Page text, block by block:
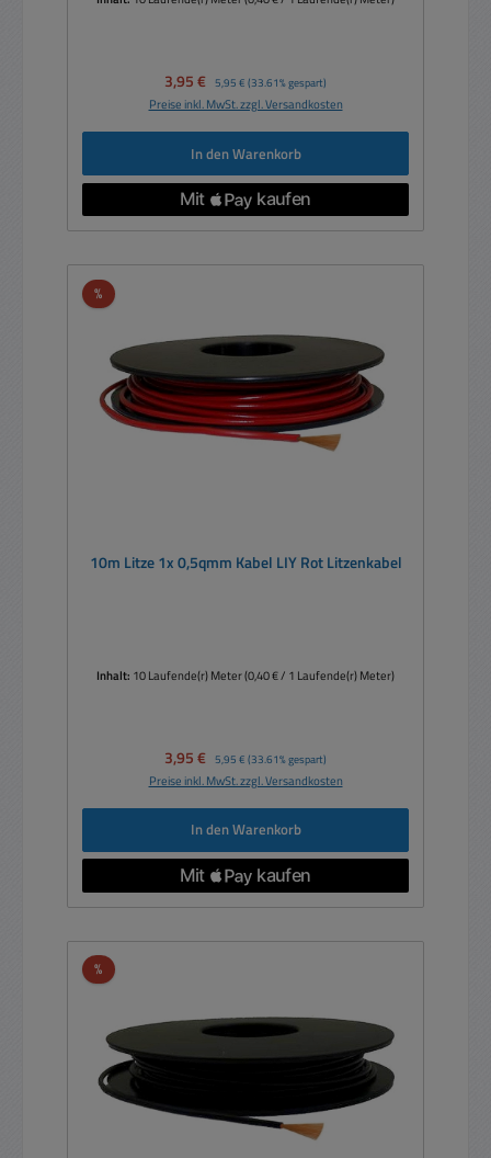
Verkaufspreis:
3,95 € Regulärer Preis:
5,95 € (33.61% gespart)
Preise inkl. MwSt. zzgl. Versandkosten
In den Warenkorb
%Rabatt
10m Litze 1x 0,5qmm Kabel LIY Rot Litzenkabel
Inhalt: 10 Laufende(r) Meter(0,40 € / 1 Laufende(r) Meter)
Verkaufspreis:
3,95 € Regulärer Preis:
5,95 € (33.61% gespart)
Preise inkl. MwSt. zzgl. Versandkosten
In den Warenkorb
%Rabatt